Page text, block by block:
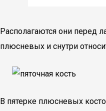
Располагаются они перед
плюсневых и снутри
В пятерке плюсневых